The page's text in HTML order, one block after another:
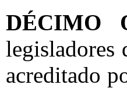
DÉCIMO
legisladores
acreditado